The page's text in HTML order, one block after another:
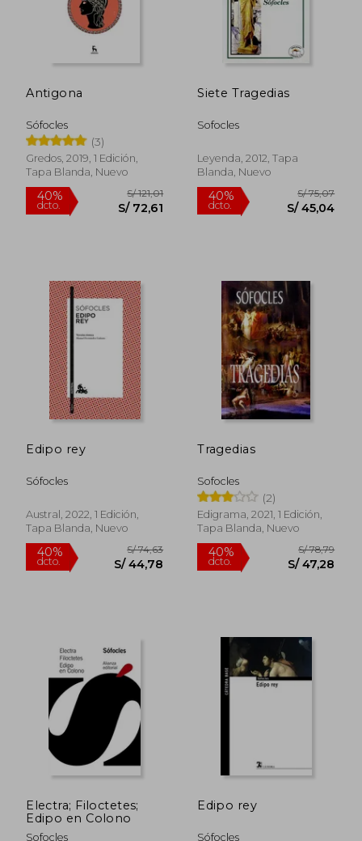
40%
dcto. S/ 43,37
40%
dcto.
Antigona
Sófocles
(3)
Gredos, 2019, 1 Edición,
Tapa Blanda, Nuevo
40%
dcto. S/ 72,61
Siete Tragedias
Sofocles
Leyenda, 2012, Tapa
Blanda, Nuevo
40%
dcto.
Edipo rey
Sófocles
Austral, 2022, 1 Edición,
Tapa Blanda, Nuevo
Tragedias
Sofocles
(2)
Edigrama, 2021, 1 Edición,
Tapa Blanda, Nuevo
Electra; Filoctetes;
Edipo en Colono
Sofocles
Edipo rey
Sófocles